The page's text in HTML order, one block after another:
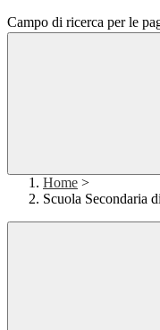
Campo di ricerca per le
Home >
Scuola Secondaria